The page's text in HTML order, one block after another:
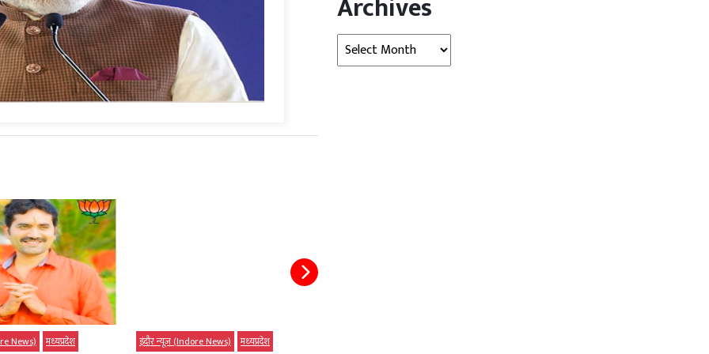
News) मध्‍यप्रदेश इंदौर न्यूज़ (Indore News) मध्‍यप्रदेश
Archives